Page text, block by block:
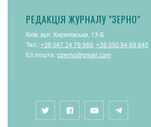
РЕДАКЦІЯ ЖУРНАЛУ "ЗЕРНО"
Київ, вул. Кирилівська, 13-Б
Тел.: +38 067 24 79 989 +38 050 94 69 840
Ел.пошта: gzerno@gmail.com